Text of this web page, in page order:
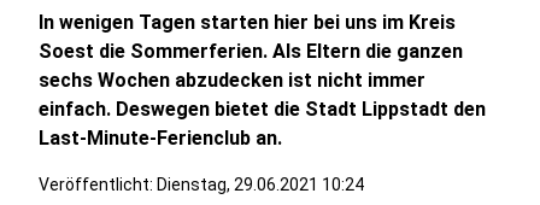
In wenigen Tagen starten hier bei uns im Kreis
Soest die Sommerferien. Als Eltern die ganzen
sechs Wochen abzudecken ist nicht immer
einfach. Deswegen bietet die Stadt Lippstadt den
Last-Minute-Ferienclub an.
Veröffentlicht: Dienstag, 29.06.2021 10:24